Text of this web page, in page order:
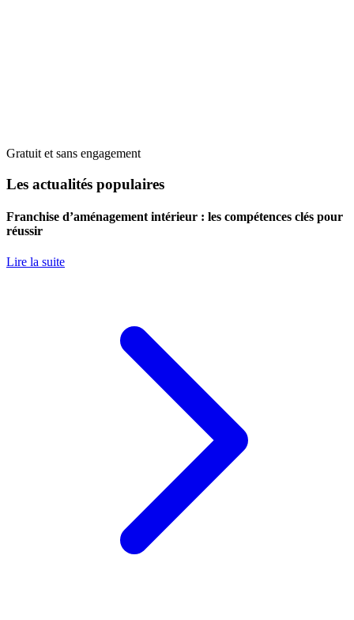
Gratuit et sans engagement
Les actualités populaires
Franchise d’aménagement intérieur : les compétences clés pour
réussir
Lire la suite